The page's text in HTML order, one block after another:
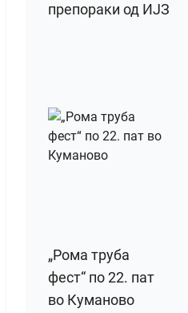
препораки од ИЈЗ
„Рома труба
фест“ по 22. пат
во Куманово